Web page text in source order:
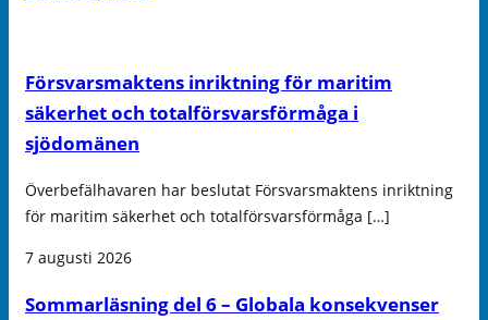
Försvarsmaktens inriktning för maritim
säkerhet och totalförsvarsförmåga i
sjödomänen
Överbefälhavaren har beslutat Försvarsmaktens inriktning
för maritim säkerhet och totalförsvarsförmåga […]
7 augusti 2026
Sommarläsning del 6 – Globala konsekvenser